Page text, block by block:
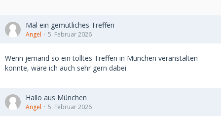
Mal ein gemütliches Treffen
Angel 5. Februar 2026
Wenn jemand so ein tolltes Treffen in München veranstalten
könnte, wäre ich auch sehr gern dabei.
Hallo aus München
Angel 5. Februar 2026